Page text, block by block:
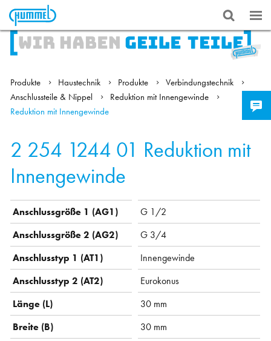
Produkte Haustechnik Produkte
Verbindungstechnik
Anschlussteile & Nippel
Reduktion mit Innengewinde
Reduktion mit Innengewinde
2 254 1244 01 Reduktion mit
Innengewinde
Anschlussgröße 1 (AG1)
G 1/2
Anschlussgröße 2 (AG2)
G 3/4
Anschlusstyp 1 (AT1)
Innengewinde
Anschlusstyp 2 (AT2)
Eurokonus
Länge (L)
30 mm
Breite (B)
30 mm